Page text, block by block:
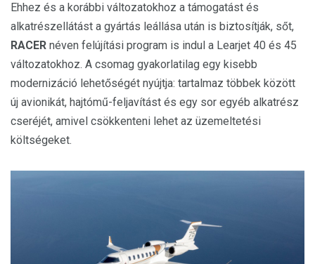
Ehhez és a korábbi változatokhoz a támogatást és
alkatrészellátást a gyártás leállása után is biztosítják, sőt,
RACER néven felújítási program is indul a Learjet 40 és 45
változatokhoz. A csomag gyakorlatilag egy kisebb
modernizáció lehetőségét nyújtja: tartalmaz többek között
új avionikát, hajtómű-feljavítást és egy sor egyéb alkatrész
cseréjét, amivel csökkenteni lehet az üzemeltetési
költségeket.